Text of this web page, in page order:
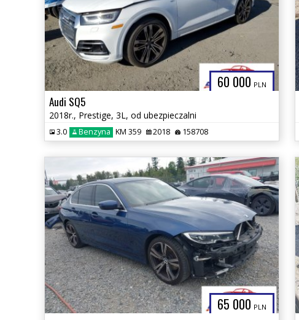
60 000 PLN
Audi SQ5
2018r., Prestige, 3L, od ubezpieczalni
3.0 Benzyna KM 359 2018 158708
65 000 PLN